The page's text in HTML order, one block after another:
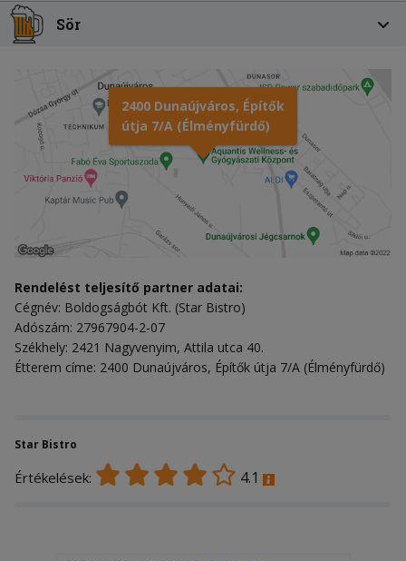
Sör
2400 Dunaújváros, Építők
útja 7/A (Élményfürdő)
Rendelést teljesítő partner adatai:
Cégnév: Boldogságbót Kft. (Star Bistro)
Adószám: 27967904-2-07
Székhely: 2421 Nagyvenyim, Attila utca 40.
Étterem címe: 2400 Dunaújváros, Építők útja 7/A (Élményfürdő)
Star Bistro
Értékelések: 4.1